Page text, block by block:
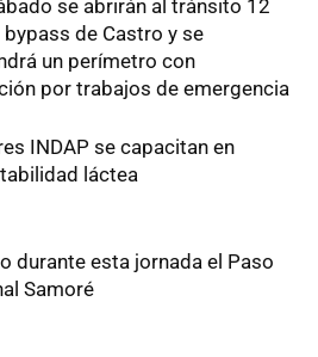
se abrirán al tránsito 12
bypass de Castro y se
un perímetro con
por trabajos de emergencia
INDAP se capacitan en
láctea
durante esta jornada el Paso
Samoré